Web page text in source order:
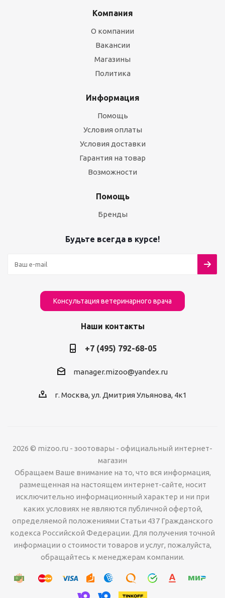
Компания
О компании
Вакансии
Магазины
Политика
Информация
Помощь
Условия оплаты
Условия доставки
Гарантия на товар
Возможности
Помощь
Бренды
Будьте всегда в курсе!
Консультация ветеринарного врача
Наши контакты
+7 (495) 792-68-05
manager.mizoo@yandex.ru
г. Москва, ул. Дмитрия Ульянова, 4к1
2026 © mizoo.ru - зоотовары - официальный интернет-
магазин
Обращаем Ваше внимание на то, что вся информация,
размещенная на настоящем интернет-сайте, носит
исключительно информационный характер и ни при
каких условиях не являются публичной офертой,
определяемой положениями Статьи 437 Гражданского
кодекса Российской Федерации. Для получения точной
информации о стоимости товаров и услуг, пожалуйста,
обращайтесь к менеджерам компании.